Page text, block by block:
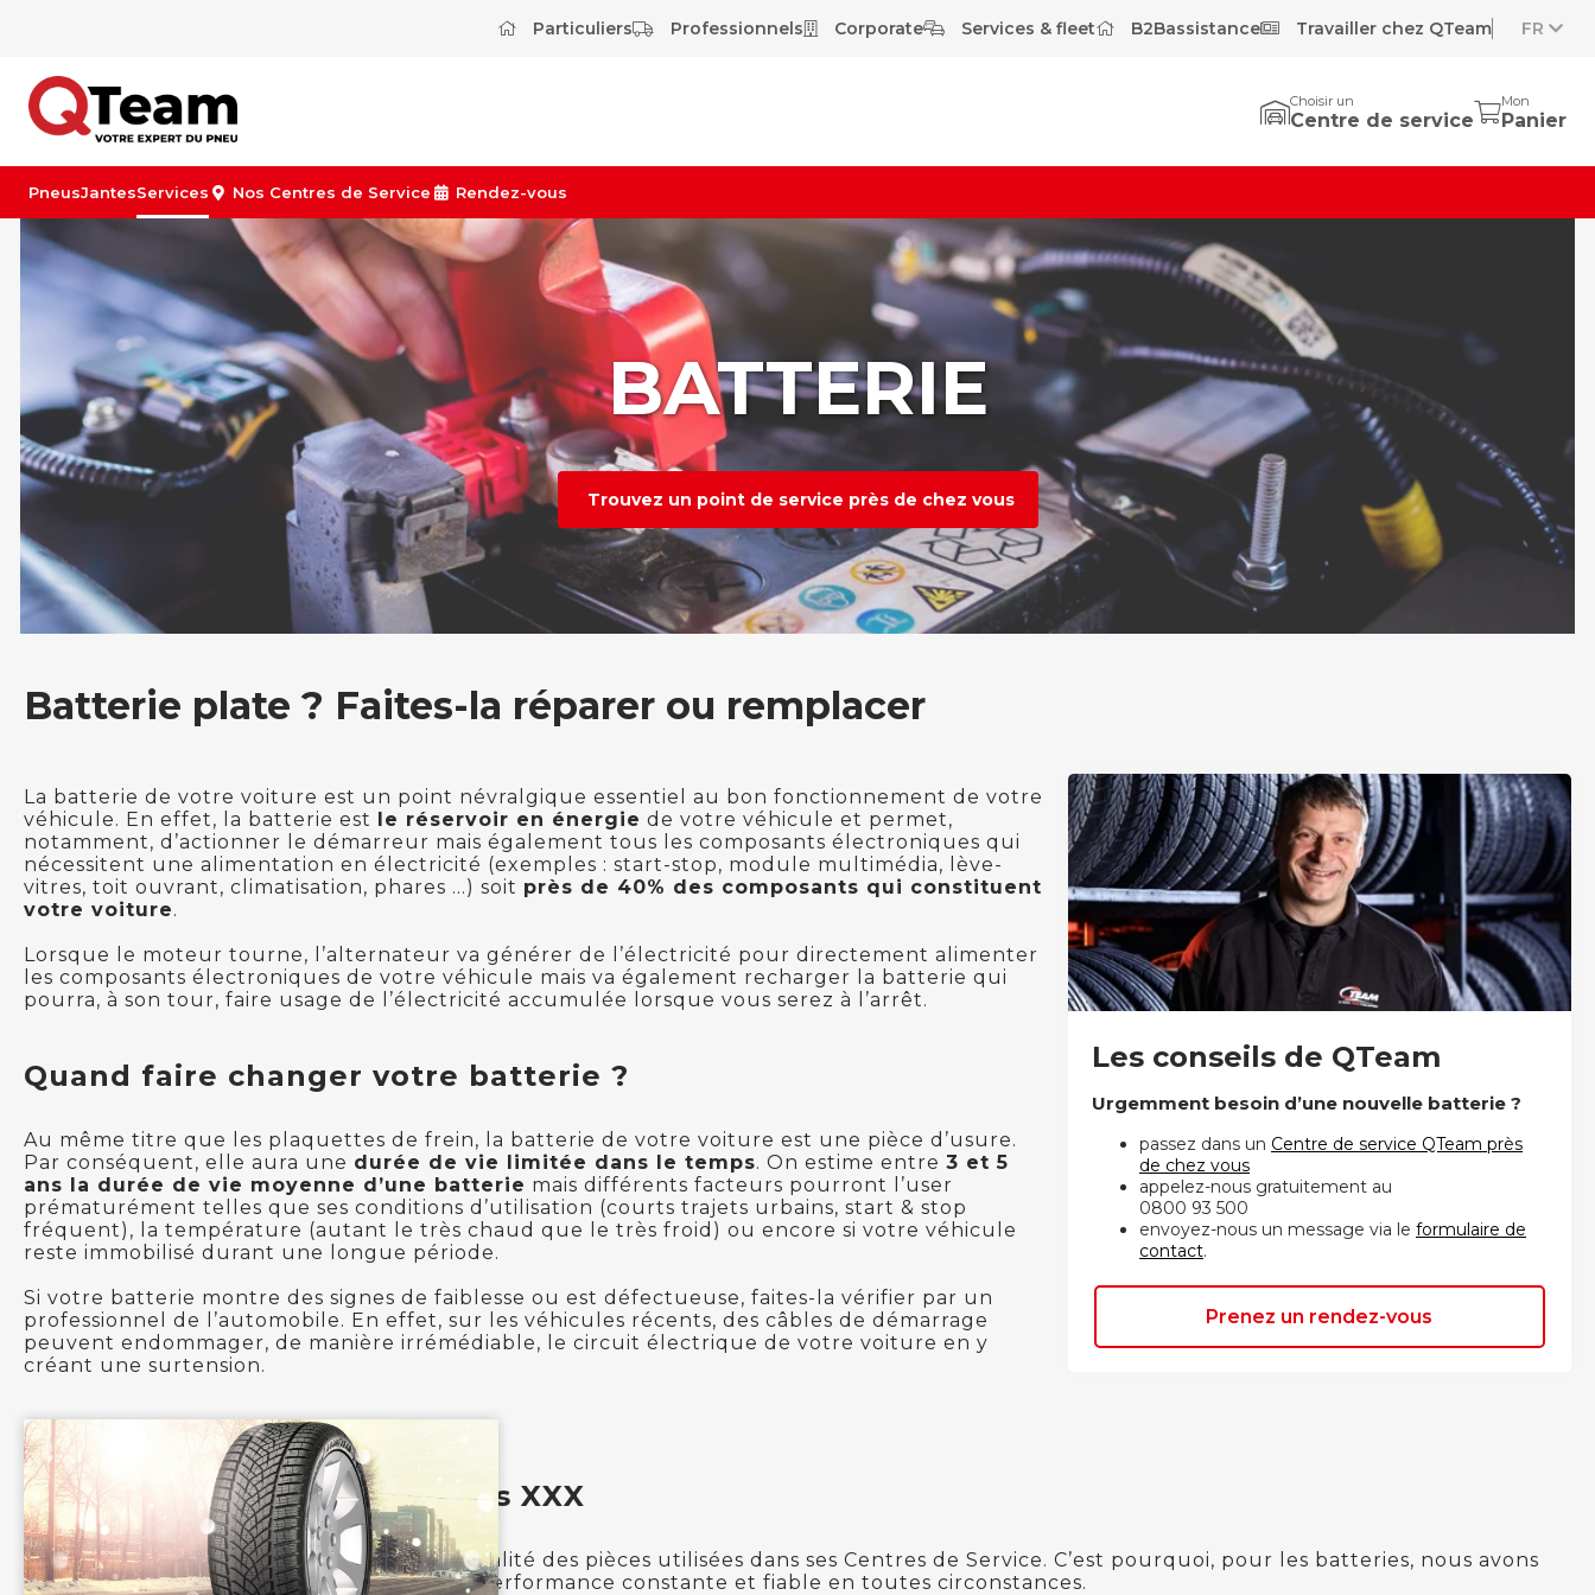
Particuliers Professionnels Corporate Services & fleet B2Bassistance Travailler chez QTeam FR
Choisir un
Centre de service
Mon
Panier
PneusJantesServices Nos Centres de Service Rendez-vous
BATTERIE
Trouvez un point de service près de chez vous
Batterie plate ? Faites-la réparer ou remplacer
La batterie de votre voiture est un point névralgique essentiel au bon fonctionnement de votre
véhicule. En effet, la batterie est le réservoir en énergie de votre véhicule et permet,
notamment, d’actionner le démarreur mais également tous les composants électroniques qui
nécessitent une alimentation en électricité (exemples : start-stop, module multimédia, lève-
vitres, toit ouvrant, climatisation, phares …) soit près de 40% des composants qui constituent
votre voiture.
Lorsque le moteur tourne, l’alternateur va générer de l’électricité pour directement alimenter
les composants électroniques de votre véhicule mais va également recharger la batterie qui
pourra, à son tour, faire usage de l’électricité accumulée lorsque vous serez à l’arrêt.
Quand faire changer votre batterie ?
Au même titre que les plaquettes de frein, la batterie de votre voiture est une pièce d’usure.
Par conséquent, elle aura une durée de vie limitée dans le temps. On estime entre 3 et 5
ans la durée de vie moyenne d’une batterie mais différents facteurs pourront l’user
prématurément telles que ses conditions d’utilisation (courts trajets urbains, start & stop
fréquent), la température (autant le très chaud que le très froid) ou encore si votre véhicule
reste immobilisé durant une longue période.
Si votre batterie montre des signes de faiblesse ou est défectueuse, faites-la vérifier par un
professionnel de l’automobile. En effet, sur les véhicules récents, des câbles de démarrage
peuvent endommager, de manière irrémédiable, le circuit électrique de votre voiture en y
créant une surtension.
Les conseils de QTeam
Urgemment besoin d’une nouvelle batterie ?
passez dans un Centre de service QTeam près
de chez vous
appelez-nous gratuitement au
0800 93 500
envoyez-nous un message via le formulaire de
contact.
Prenez un rendez-vous
QTeam conseille les batteries XXX
QTeam est particulièrement attentif à la qualité des pièces utilisées dans ses Centres de Service. C’est pourquoi, pour les batteries, nous avons
sélectionné le fabricant XXX qui offre une performance constante et fiable en toutes circonstances.